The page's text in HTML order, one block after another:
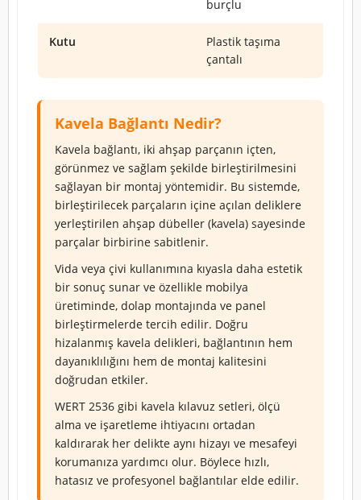
burçlu
Kutu
Plastik taşıma
çantalı
Kavela Bağlantı Nedir?
Kavela bağlantı, iki ahşap parçanın içten,
görünmez ve sağlam şekilde birleştirilmesini
sağlayan bir montaj yöntemidir. Bu sistemde,
birleştirilecek parçaların içine açılan deliklere
yerleştirilen ahşap dübeller (kavela) sayesinde
parçalar birbirine sabitlenir.
Vida veya çivi kullanımına kıyasla daha estetik
bir sonuç sunar ve özellikle mobilya
üretiminde, dolap montajında ve panel
birleştirmelerde tercih edilir. Doğru
hizalanmış kavela delikleri, bağlantının hem
dayanıklılığını hem de montaj kalitesini
doğrudan etkiler.
WERT 2536 gibi kavela kılavuz setleri, ölçü
alma ve işaretleme ihtiyacını ortadan
kaldırarak her delikte aynı hizayı ve mesafeyi
korumanıza yardımcı olur. Böylece hızlı,
hatasız ve profesyonel bağlantılar elde edilir.